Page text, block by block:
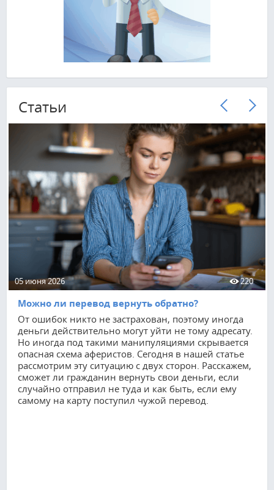
Cтатьи
05 июня 2026 220
Можно ли перевод вернуть обратно?
От ошибок никто не застрахован, поэтому иногда
деньги действительно могут уйти не тому адресату.
Но иногда под такими манипуляциями скрывается
опасная схема аферистов. Сегодня в нашей статье
рассмотрим эту ситуацию с двух сторон. Расскажем,
сможет ли гражданин вернуть свои деньги, если
случайно отправил не туда и как быть, если ему
самому на карту поступил чужой перевод.